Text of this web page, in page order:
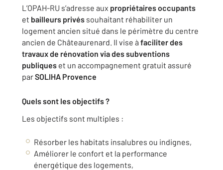
L’OPAH-RU s’adresse aux propriétaires occupants
et bailleurs privés souhaitant réhabiliter un
logement ancien situé dans le périmètre du centre
ancien de Châteaurenard. Il vise à faciliter des
travaux de rénovation via des subventions
publiques et un accompagnement gratuit assuré
parSOLIHA Provence
Quels sont les objectifs ?
Les objectifs sont multiples :
Résorber les habitats insalubres ou indignes,
Améliorer le confort et la performance
énergétique des logements,